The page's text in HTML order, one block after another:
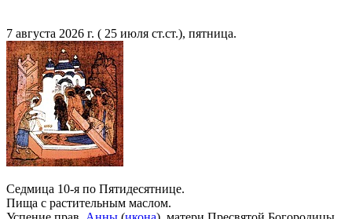
7 августа 2026 г. ( 25 июля ст.ст.), пятница.
Седмица 10-я по Пятидесятнице.
Пища с растительным маслом.